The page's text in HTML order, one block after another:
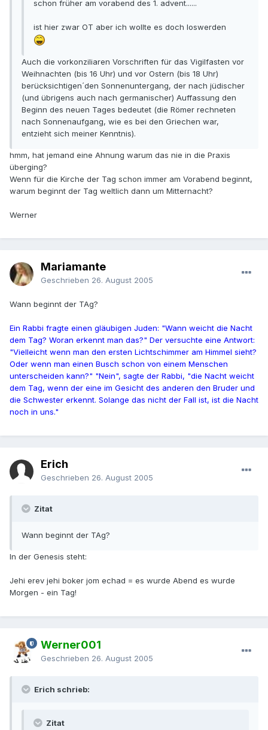
schon früher am vorabend des 1. advent......
ist hier zwar OT aber ich wollte es doch loswerden
Auch die vorkonziliaren Vorschriften für das Vigilfasten vor
Weihnachten (bis 16 Uhr) und vor Ostern (bis 18 Uhr)
berücksichtigen´den Sonnenuntergang, der nach jüdischer
(und übrigens auch nach germanischer) Auffassung den
Beginn des neuen Tages bedeutet (die Römer rechneten
nach Sonnenaufgang, wie es bei den Griechen war,
entzieht sich meiner Kenntnis).
hmm, hat jemand eine Ahnung warum das nie in die Praxis
überging?
Wenn für die Kirche der Tag schon immer am Vorabend beginnt,
warum beginnt der Tag weltlich dann um Mitternacht?
Werner
Mariamante
Geschrieben 26. August 2005
Wann beginnt der TAg?
Ein Rabbi fragte einen gläubigen Juden: "Wann weicht die Nacht
dem Tag? Woran erkennt man das?" Der versuchte eine Antwort:
"Vielleicht wenn man den ersten Lichtschimmer am Himmel sieht?
Oder wenn man einen Busch schon von einem Menschen
unterscheiden kann?" "Nein", sagte der Rabbi, "die Nacht weicht
dem Tag, wenn der eine im Gesicht des anderen den Bruder und
die Schwester erkennt. Solange das nicht der Fall ist, ist die Nacht
noch in uns."
Erich
Geschrieben 26. August 2005
Zitat
Wann beginnt der TAg?
In der Genesis steht:
Jehi erev jehi boker jom echad = es wurde Abend es wurde
Morgen - ein Tag!
Werner001
Geschrieben 26. August 2005
Erich schrieb:
Zitat